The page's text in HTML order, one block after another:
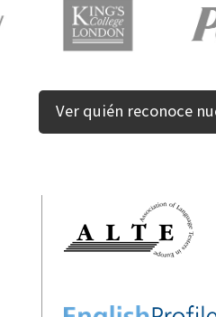
Ver quién reconoce